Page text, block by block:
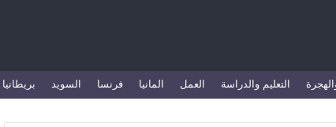
التعليم والدراسة العمل المانيا فرنسا السويد بريطانيا